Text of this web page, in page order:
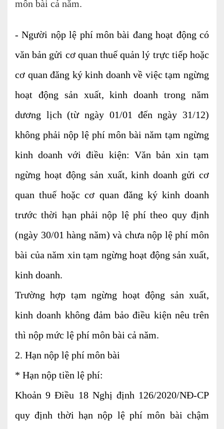
môn bài cả năm.
- Người nộp lệ phí môn bài đang hoạt động có
văn bản gửi cơ quan thuế quản lý trực tiếp hoặc
cơ quan đăng ký kinh doanh về việc tạm ngừng
hoạt động sản xuất, kinh doanh trong năm
dương lịch (từ ngày 01/01 đến ngày 31/12)
không phải nộp lệ phí môn bài năm tạm ngừng
kinh doanh với điều kiện: Văn bản xin tạm
ngừng hoạt động sản xuất, kinh doanh gửi cơ
quan thuế hoặc cơ quan đăng ký kinh doanh
trước thời hạn phải nộp lệ phí theo quy định
(ngày 30/01 hàng năm) và chưa nộp lệ phí môn
bài của năm xin tạm ngừng hoạt động sản xuất,
kinh doanh.
Trường hợp tạm ngừng hoạt động sản xuất,
kinh doanh không đảm bảo điều kiện nêu trên
thì nộp mức lệ phí môn bài cả năm.
2. Hạn nộp lệ phí môn bài
* Hạn nộp tiền lệ phí:
Khoản 9 Điều 18 Nghị định 126/2020/NĐ-CP
quy định thời hạn nộp lệ phí môn bài chậm